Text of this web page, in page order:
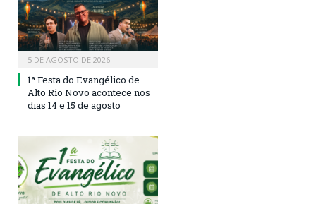
5 DE AGOSTO DE 2026
1ª Festa do Evangélico de
Alto Rio Novo acontece nos
dias 14 e 15 de agosto